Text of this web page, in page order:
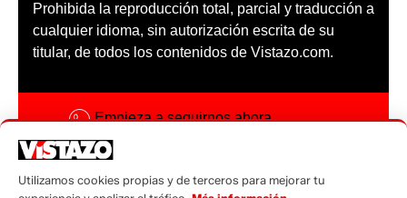
Prohibida la reproducción total, parcial y traducción a
cualquier idioma, sin autorización escrita de su
titular, de todos los contenidos de Vistazo.com.
Empieza a seguirnos ahora
Código ética
Utilizamos cookies propias y de terceros para mejorar tu